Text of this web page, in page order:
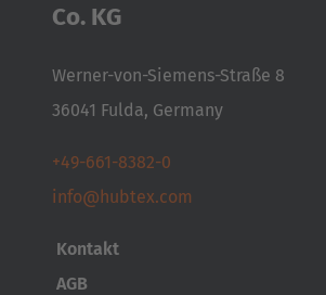
English
Italiano
Français Deutsch
Co. KG
Werner-von-Siemens-Straße 8
36041 Fulda, Germany
+49-661-8382-0
info@hubtex.com
Kontakt
AGB